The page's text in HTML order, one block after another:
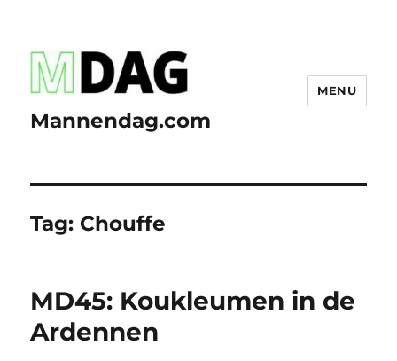
Mannendag.com
MENU
Tag: Chouffe
MD45: Koukleumen in de
Ardennen